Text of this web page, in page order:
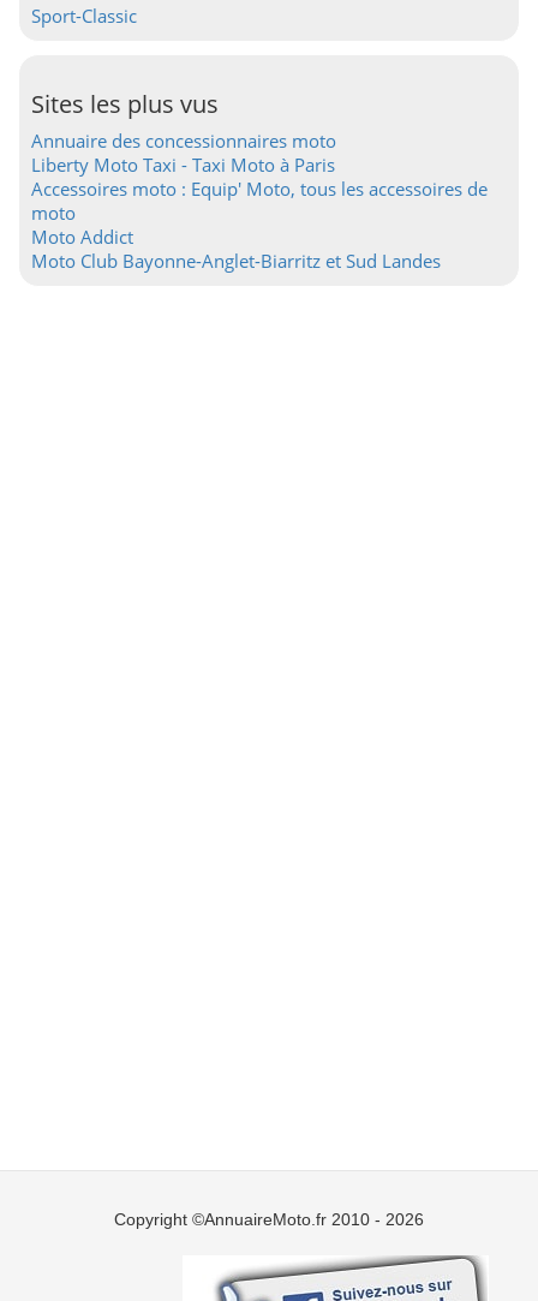
Sport-Classic
Sites les plus vus
Annuaire des concessionnaires moto
Liberty Moto Taxi - Taxi Moto à Paris
Accessoires moto : Equip' Moto, tous les accessoires de
moto
Moto Addict
Moto Club Bayonne-Anglet-Biarritz et Sud Landes
Copyright ©AnnuaireMoto.fr 2010 - 2026